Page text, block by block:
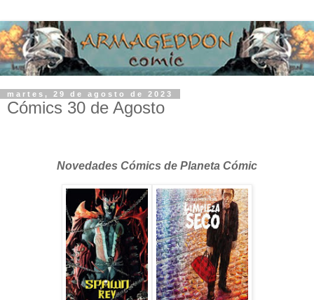
martes, 29 de agosto de 2023
Cómics 30 de Agosto
Novedades Cómics de Planeta Cómic